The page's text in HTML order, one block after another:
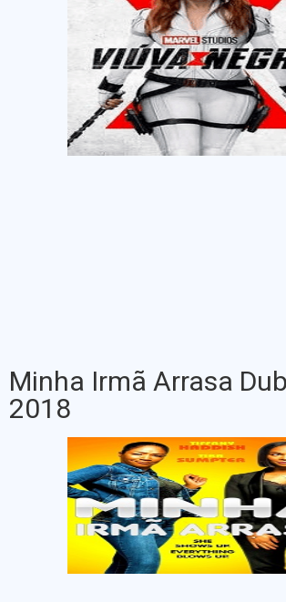
Minha Irmã Arrasa
2018